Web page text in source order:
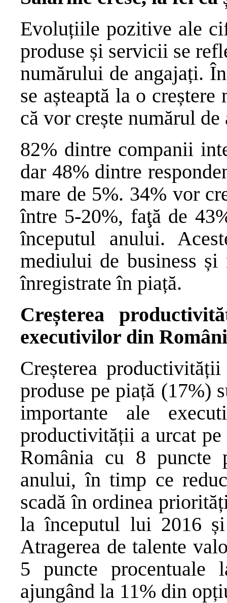
Evoluțiile pozitive ale
produse și servicii se
numărului de angajați.
se așteaptă la o
că vor crește numărul
82% dintre companii
dar 48% dintre
mare de 5%. 34% vor
între 5-20%, faţă de
începutul anului.
mediului de business și
înregistrate în piață.
Creșterea
executivilor din
Creșterea
produse pe piață (17%)
importante ale
productivității a urcat
România cu 8 puncte
anului, în timp ce
scadă în ordinea
la începutul lui 2016
Atragerea de talente
5 puncte procentuale
ajungând la 11% din